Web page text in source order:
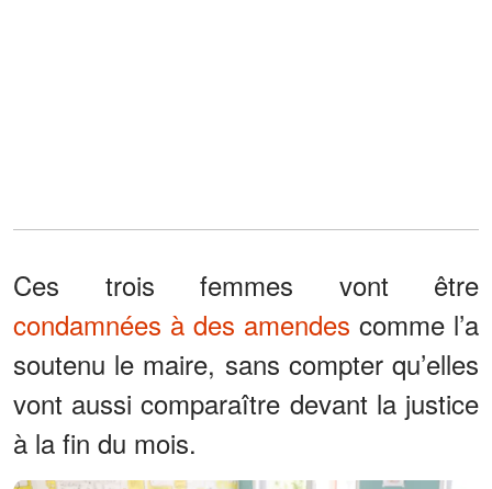
Ces trois femmes vont être
condamnées à des amendes comme l’a
soutenu le maire, sans compter qu’elles
vont aussi comparaître devant la justice
à la fin du mois.